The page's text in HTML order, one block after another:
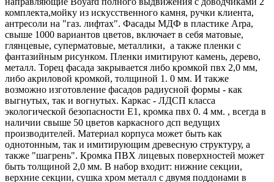
комплекта,мойку из искусственного камня, ручки клиента,
антресоли на "газ. лифтах". Фасады МДФ в пластике Arpa,
свыше 1000 вариантов цветов, включает в себя матовые,
глянцевые, суперматовые, металлики, а также пленки с
фантазийным рисунком. Пленки имитируют камень, дерево,
металл. Торец фасада закрывается либо кромкой пвх 2,0 мм,
либо акриловой кромкой, толщиной 1. 0 мм. И также
возможно изготовление фасадов радиусной формы - как
выгнутых, так и вогнутых. Каркас - ЛДСП класса
экологической безопасности Е1, кромка пвх 0. 4 мм. , всегда в
наличии свыше 50 цветов каркасного дсп ведущих
производителей. Материал корпуса может быть как
однотонным, так и имитирующим древесную структуру, а
также "шагрень". Кромка ПВХ лицевых поверхностей может
быть толщиной 2,0 мм. В набор входит: нижние секции,
верхние секции, сушка хром металл с двумя поддонами в